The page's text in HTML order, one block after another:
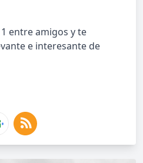
entre amigos y te
e interesante de